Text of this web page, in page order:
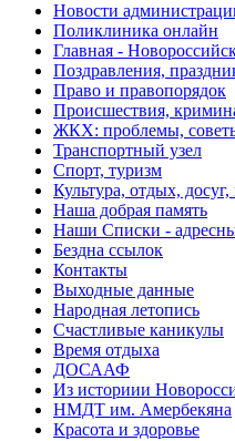
Новости
Поликлиника онлайн
Главная -
Поздравления,
Право и правопорядок
Происшествия,
ЖКХ: проблемы,
Транспортный узел
Спорт, туризм
Культура, отдых, досуг,
Наша добрая память
Наши Списки -
Бездна ссылок
Контакты
Выходные данные
Народная летопись
Счастливые каникулы
Время отдыха
ДОСААФ
Из историии
НМДТ им. Амербекяна
Красота и здоровье